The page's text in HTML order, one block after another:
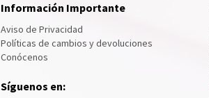
Información Importante
Aviso de Privacidad
Políticas de cambios y devoluciones
Conócenos
Síguenos en: